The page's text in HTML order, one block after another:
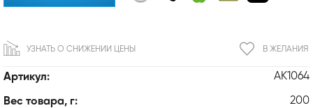
Артикул: AK1064
Вес товара, г: 200
В ЖЕЛАНИЯ
УЗНАТЬ О СНИЖЕНИИ ЦЕНЫ